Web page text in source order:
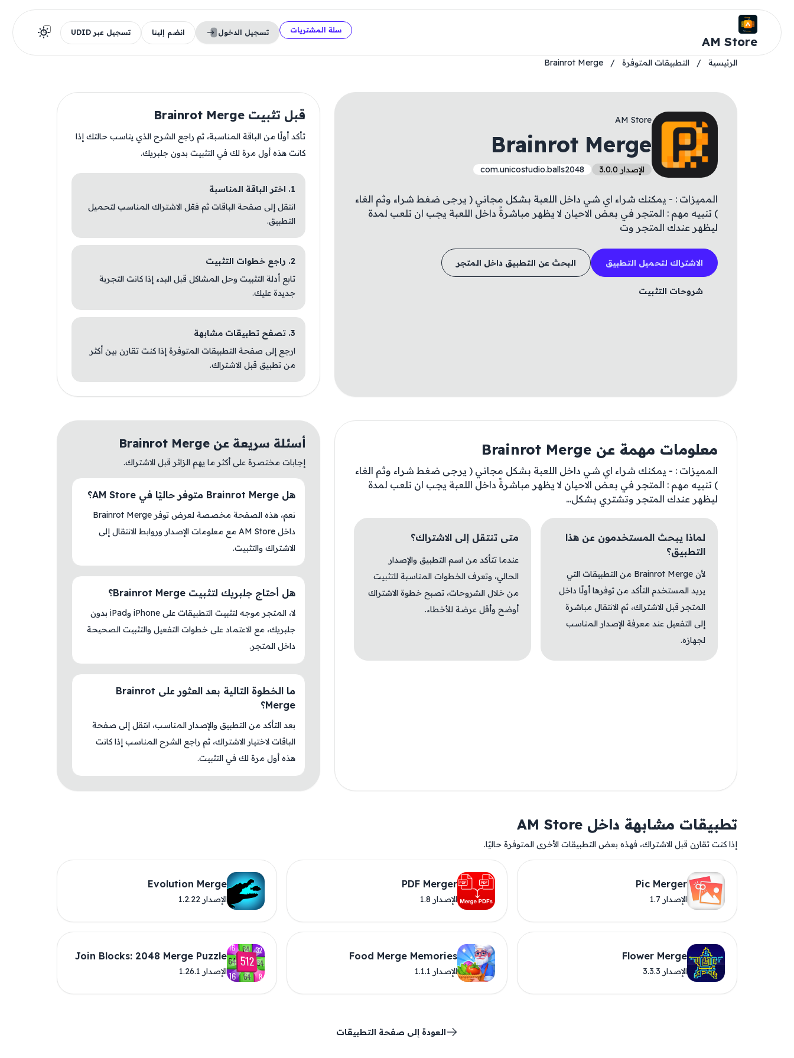
AM Store
سلة المشتريات تسجيل الدخول انضم إلينا تسجيل عبر UDID
الرئيسية / التطبيقات المتوفرة /
Brainrot Merge
AM Store
Brainrot Merge
الإصدار 3.0.0 com.unicostudio.balls2048
المميزات : - يمكنك شراء اي شي داخل اللعبة بشكل مجاني ( يرجى ضغط شراء وثم الغاء
) تنبيه مهم : المتجر في بعض الاحيان لا يظهر مباشرةً داخل اللعبة يجب ان تلعب لمدة
ليظهر عندك المتجر وت
الاشتراك لتحميل التطبيق البحث عن التطبيق داخل المتجر
شروحات التثبيت
قبل تثبيت Brainrot Merge
تأكد أولًا من الباقة المناسبة، ثم راجع الشرح الذي يناسب حالتك إذا
كانت هذه أول مرة لك في التثبيت بدون جلبريك.
1. اختر الباقة المناسبة
انتقل إلى صفحة الباقات ثم فعّل الاشتراك المناسب لتحميل
التطبيق.
2. راجع خطوات التثبيت
تابع أدلة التثبيت وحل المشاكل قبل البدء إذا كانت التجربة
جديدة عليك.
3. تصفح تطبيقات مشابهة
ارجع إلى صفحة التطبيقات المتوفرة إذا كنت تقارن بين أكثر
من تطبيق قبل الاشتراك.
معلومات مهمة عن Brainrot Merge
المميزات : - يمكنك شراء اي شي داخل اللعبة بشكل مجاني ( يرجى ضغط شراء وثم الغاء
) تنبيه مهم : المتجر في بعض الاحيان لا يظهر مباشرةً داخل اللعبة يجب ان تلعب لمدة
ليظهر عندك المتجر وتشتري بشكل...
لماذا يبحث المستخدمون عن هذا
التطبيق؟
لأن Brainrot Merge من التطبيقات التي
يريد المستخدم التأكد من توفرها أولًا داخل
المتجر قبل الاشتراك، ثم الانتقال مباشرة
إلى التفعيل عند معرفة الإصدار المناسب
لجهازه.
متى تنتقل إلى الاشتراك؟
عندما تتأكد من اسم التطبيق والإصدار
الحالي، وتعرف الخطوات المناسبة للتثبيت
من خلال الشروحات، تصبح خطوة الاشتراك
أوضح وأقل عرضة للأخطاء.
أسئلة سريعة عن Brainrot Merge
إجابات مختصرة على أكثر ما يهم الزائر قبل الاشتراك.
هل Brainrot Merge متوفر حاليًا في AM Store؟
نعم، هذه الصفحة مخصصة لعرض توفر Brainrot Merge
داخل AM Store مع معلومات الإصدار وروابط الانتقال إلى
الاشتراك والتثبيت.
هل أحتاج جلبريك لتثبيت Brainrot Merge؟
لا، المتجر موجه لتثبيت التطبيقات على iPhone وiPad بدون
جلبريك، مع الاعتماد على خطوات التفعيل والتثبيت الصحيحة
داخل المتجر.
ما الخطوة التالية بعد العثور على Brainrot
Merge؟
بعد التأكد من التطبيق والإصدار المناسب، انتقل إلى صفحة
الباقات لاختيار الاشتراك، ثم راجع الشرح المناسب إذا كانت
هذه أول مرة لك في التثبيت.
تطبيقات مشابهة داخل AM Store
إذا كنت تقارن قبل الاشتراك، فهذه بعض التطبيقات الأخرى المتوفرة حاليًا.
Pic Merger
الإصدار 1.7
PDF Merger
الإصدار 1.8
Evolution Merge
الإصدار 1.2.22
Flower Merge
الإصدار 3.3.3
Food Merge Memories
الإصدار 1.1.1
Join Blocks: 2048 Merge Puzzle
الإصدار 1.26.1
العودة إلى صفحة التطبيقات